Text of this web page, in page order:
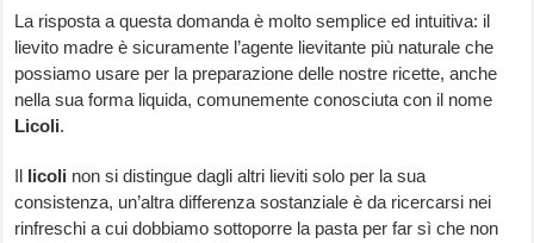
La risposta a questa domanda è molto semplice ed intuitiva: il
lievito madre è sicuramente l’agente lievitante più naturale che
possiamo usare per la preparazione delle nostre ricette, anche
nella sua forma liquida, comunemente conosciuta con il nome
Licoli.
Il licoli non si distingue dagli altri lieviti solo per la sua
consistenza, un’altra differenza sostanziale è da ricercarsi nei
rinfreschi a cui dobbiamo sottoporre la pasta per far sì che non